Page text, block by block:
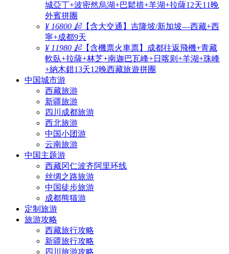
城亞丁+波密然烏湖+巴鬆措+羊湖+拉薩12天11晚
外賓拼團
¥ 16800 起【含大交通】吉隆坡/新加坡—西藏+西
寧+成都9天
¥ 11980 起【含機票火車票】成都往返飛機+青藏
軟臥+拉薩+林芝+南迦巴瓦峰+日喀则+羊湖+珠峰
+納木錯13天12晚西藏旅遊拼團
中国城市游
西藏旅游
新疆旅游
四川成都旅游
西北旅游
中国小团游
云南旅游
中国主题游
西藏冈仁波齐阿里环线
丝绸之路旅游
中国徒步旅游
成都熊猫游
定制旅游
旅游攻略
西藏旅行攻略
新疆旅行攻略
四川旅游攻略